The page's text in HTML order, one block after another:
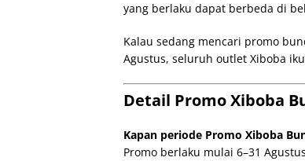
yang berlaku dapat berbeda di
Kalau sedang mencari promo
Agustus, seluruh outlet Xiboba
Detail Promo Xiboba
Kapan periode Promo Xiboba
Promo berlaku mulai 6–31